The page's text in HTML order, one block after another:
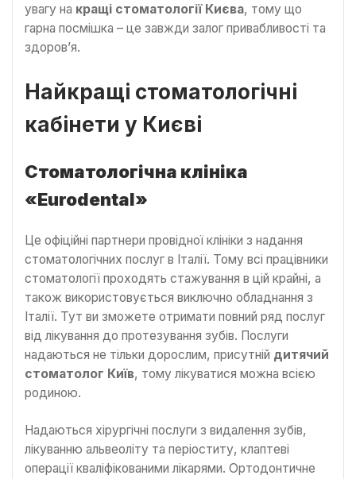
увагу на кращі стоматології Києва, тому що
гарна посмішка – це завжди залог привабливості та
здоров’я.
Найкращі стоматологічні
кабінети у Києві
Стоматологічна клініка
«Eurodental»
Це офіційні партнери провідної клініки з надання
стоматологічних послуг в Італії. Тому всі працівники
стоматології проходять стажування в цій крайні, а
також використовується виключно обладнання з
Італії. Тут ви зможете отримати повний ряд послуг
від лікування до протезування зубів. Послуги
надаються не тільки дорослим, присутній дитячий
стоматолог Київ, тому лікуватися можна всією
родиною.
Надаються хірургічні послуги з видалення зубів,
лікуванню альвеоліту та періоститу, клаптеві
операції кваліфікованими лікарями. Ортодонтичне